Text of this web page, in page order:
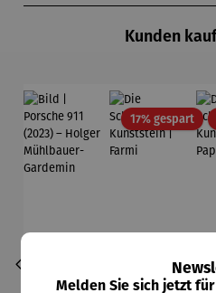
Kunden
17% gespart
Melden Sie sich jetzt